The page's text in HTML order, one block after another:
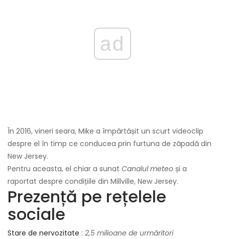
ad
În 2016, vineri seara, Mike a împărtășit un scurt videoclip
despre el în timp ce conducea prin furtuna de zăpadă din
New Jersey.
Pentru aceasta, el chiar a sunat Canalul meteo și a
raportat despre condițiile din Millville, New Jersey.
Prezență pe rețelele
sociale
Stare de nervozitate : 2,5 milioane de urmăritori